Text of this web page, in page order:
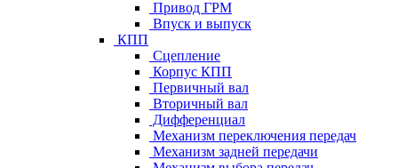
Привод ГРМ
Впуск и выпуск
КПП
Сцепление
Корпус КПП
Первичный вал
Вторичный вал
Дифференциал
Механизм переключения передач
Механизм задней передачи